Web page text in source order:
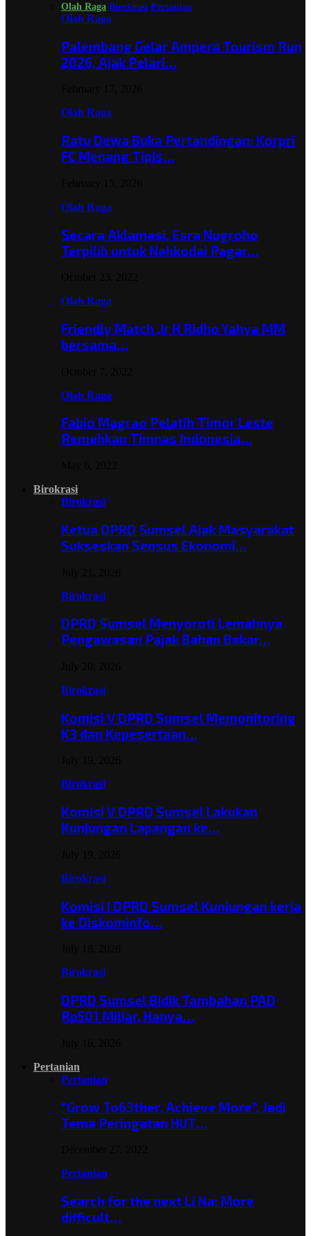
Olah Raga Birokrasi Pertanian
Olah Raga
Palembang Gelar Ampera Tourism Run
2026, Ajak Pelari…
Olah Raga
Ratu Dewa Buka Pertandingan: Korpri
FC Menang Tipis…
Olah Raga
Secara Aklamasi, Esra Nugroho
Terpilih untuk Nahkodai Pagar…
Olah Raga
Friendly Match ,Ir H Ridho Yahya MM
bersama…
Olah Raga
Fabio Magrao Pelatih Timor Leste
Remehkan Timnas Indonesia…
Birokrasi
Birokrasi
Ketua DPRD Sumsel Ajak Masyarakat
Sukseskan Sensus Ekonomi…
Birokrasi
DPRD Sumsel Menyoroti Lemahnya
Pengawasan Pajak Bahan Bakar…
Birokrasi
Komisi V DPRD Sumsel Memonitoring
K3 dan Kepesertaan…
Birokrasi
Komisi V DPRD Sumsel Lakukan
Kunjungan Lapangan ke…
Birokrasi
Komisi I DPRD Sumsel Kunjungan kerja
ke Diskominfo…
Birokrasi
DPRD Sumsel Bidik Tambahan PAD
Rp501 Miliar, Hanya…
Pertanian
Pertanian
“Grow To63ther, Achieve More”, Jadi
Tema Peringatan HUT…
Pertanian
Search for the next Li Na: More
difficult…